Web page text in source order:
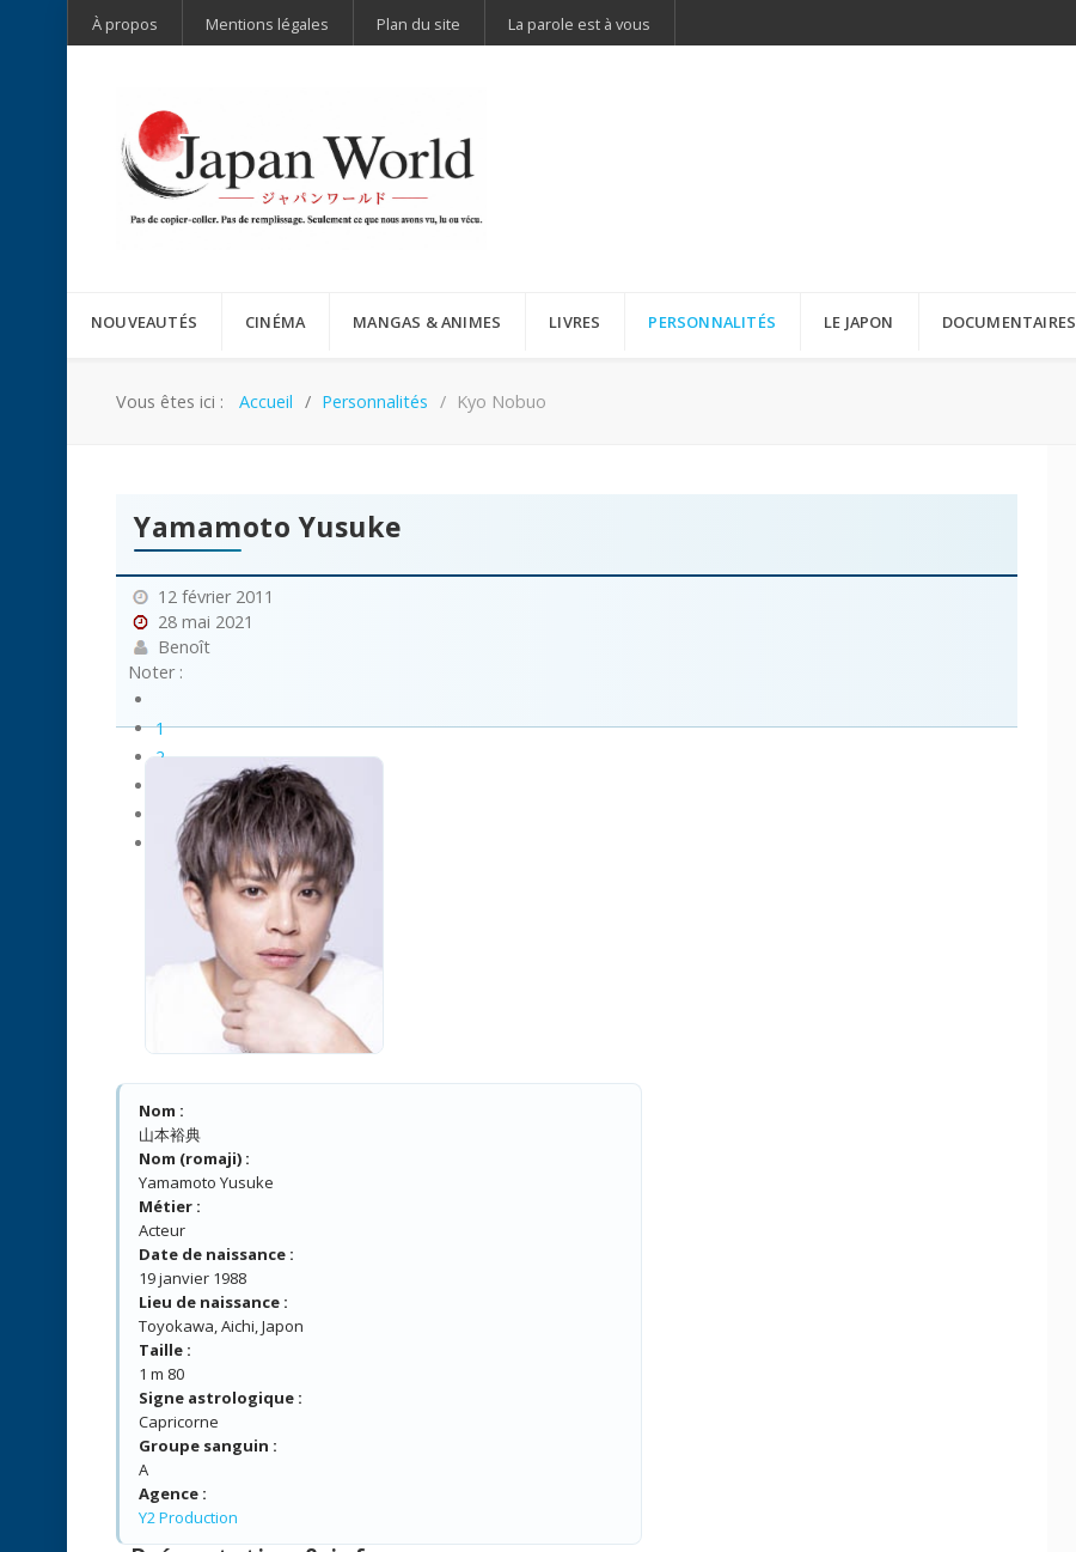
À propos Mentions légales Plan du site La parole est à vous
NOUVEAUTÉS CINÉMA MANGAS & ANIMES LIVRES PERSONNALITÉS LE JAPON DOCUMENTAIRES
Vous êtes ici : Accueil Personnalités Kyo Nobuo
Yamamoto Yusuke
12 février 2011
28 mai 2021
Benoît
Noter :
1
2
Nom :
山本裕典
Nom (romaji) :
Yamamoto Yusuke
Métier :
Acteur
Date de naissance :
19 janvier 1988
Lieu de naissance :
Toyokawa, Aichi, Japon
Taille :
1 m 80
Signe astrologique :
Capricorne
Groupe sanguin :
A
Agence :
Y2 Production